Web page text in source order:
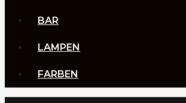
BAR
LAMPEN
FARBEN